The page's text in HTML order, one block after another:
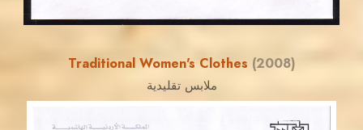
Traditional Women's Clothes (2008)
ملابس تقليدية